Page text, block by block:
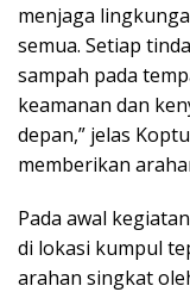
menjaga
semua. Setiap
sampah pada
keamanan dan
depan,” jelas
memberikan
Pada awal
di lokasi kumpul
arahan singkat